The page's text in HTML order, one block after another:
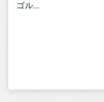
ゴル...